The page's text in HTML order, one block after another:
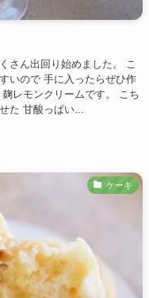
さん出回り始めました。 こ
いので 手に入ったらぜひ作
レモンクリームです。 こち
た 甘酸っぱい...
ケーキ